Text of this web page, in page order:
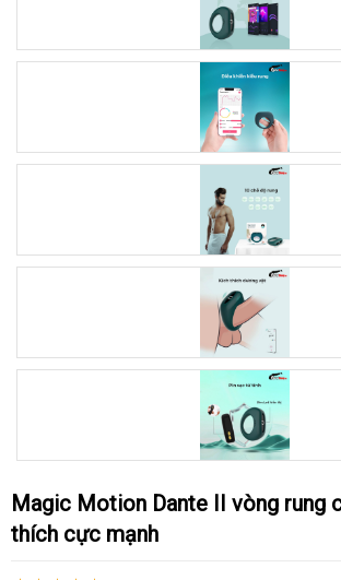
Magic Motion Dante II vòng rung cao cấp kích
thích cực mạnh